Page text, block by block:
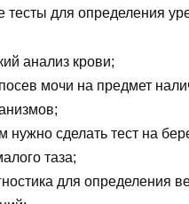
для определения
анализ крови;
мочи на предмет
нужно сделать тест на
таза;
для определения